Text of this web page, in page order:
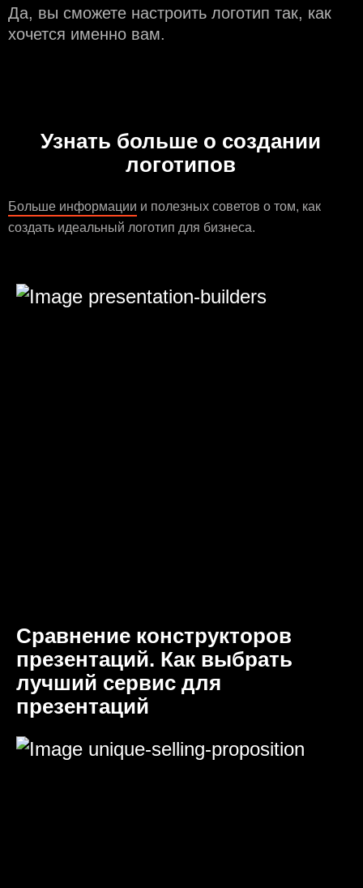
Да, вы сможете настроить логотип так, как
хочется именно вам.
Узнать больше о создании
логотипов
Больше информации и полезных советов о том, как
создать идеальный логотип для бизнеса.
Сравнение конструкторов
презентаций. Как выбрать
лучший сервис для
презентаций